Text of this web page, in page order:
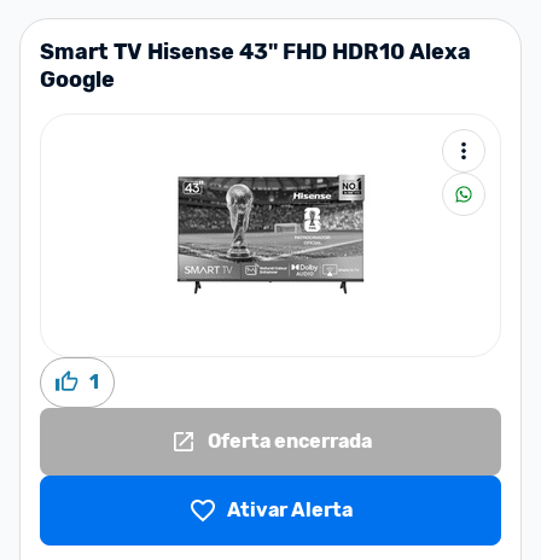
Smart TV Hisense 43'' FHD HDR10 Alexa
Google
1
Oferta encerrada
Ativar Alerta